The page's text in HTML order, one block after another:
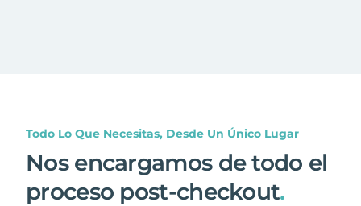
Todo Lo Que Necesitas, Desde Un Único Lugar
Nos encargamos de todo el
proceso post-checkout.